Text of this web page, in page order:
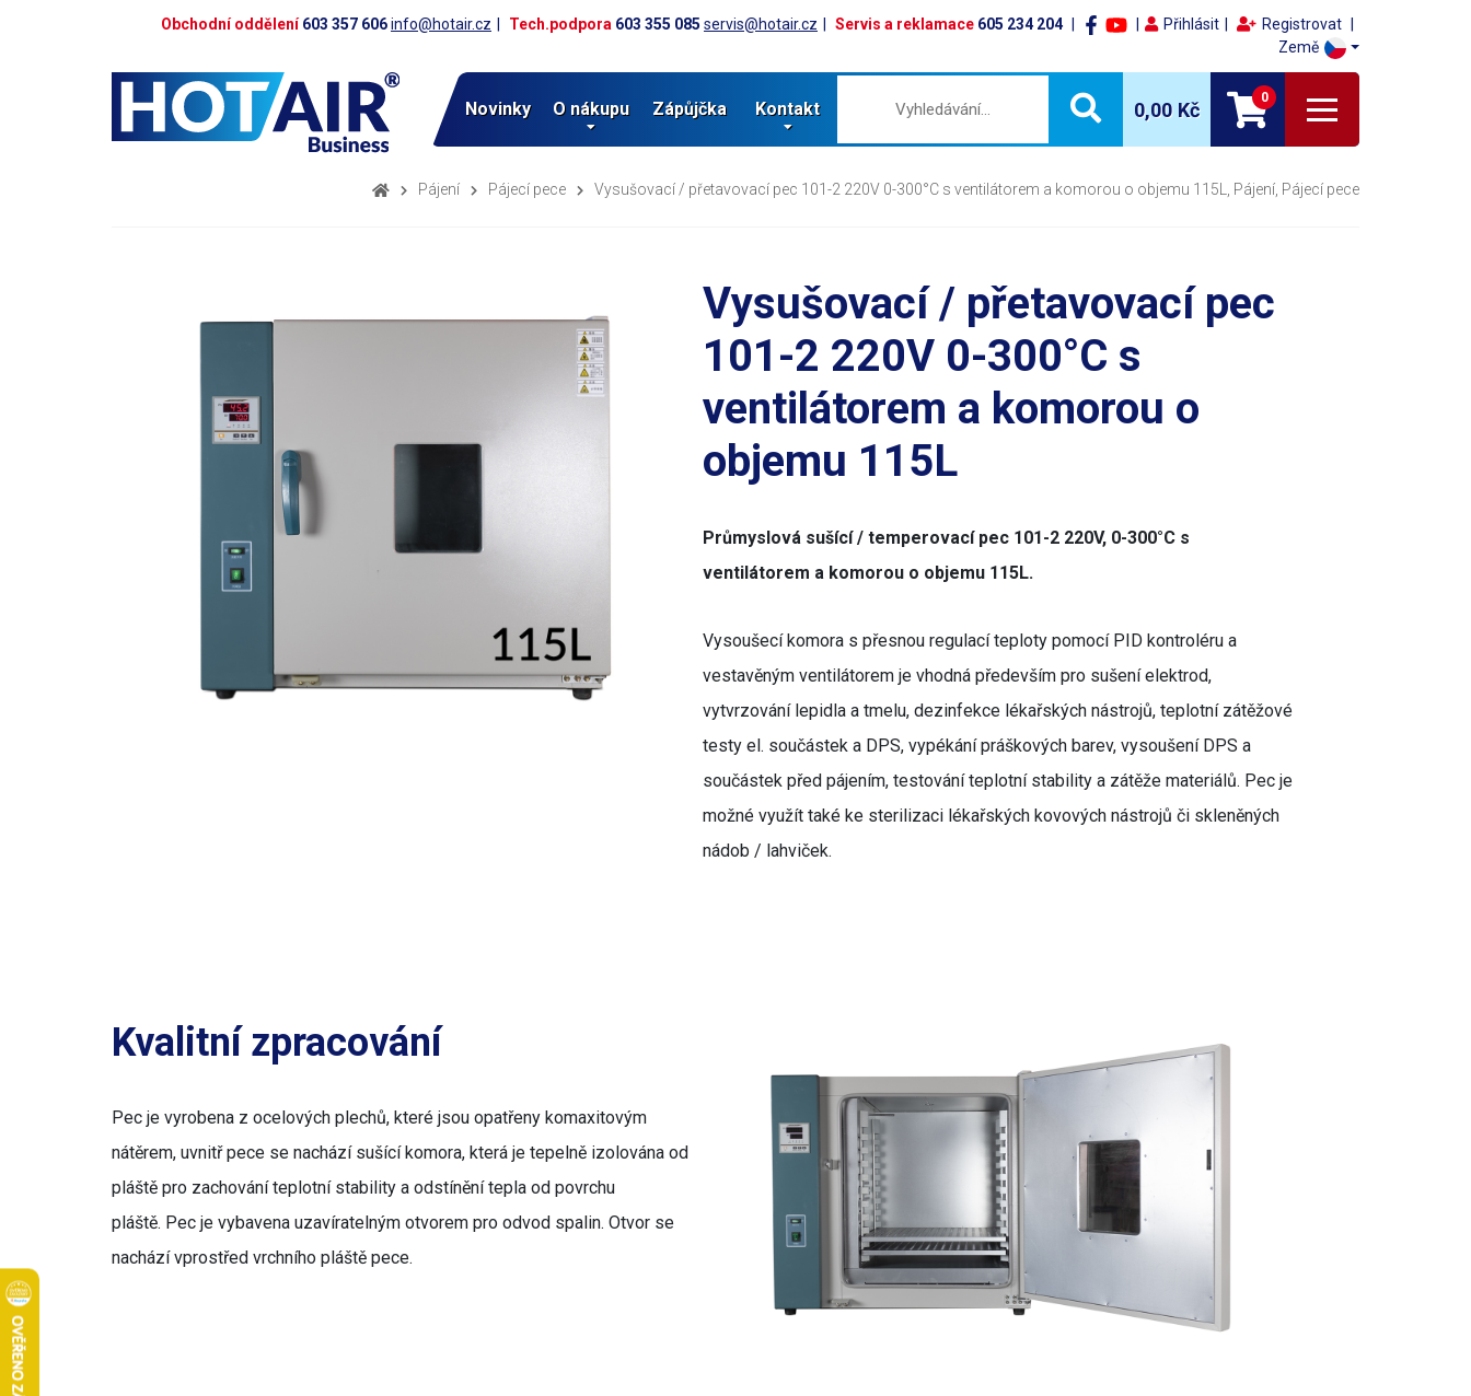
Obchodní oddělení603 357 606info@hotair.cz Tech.podpora 603 355 085 servis@hotair.cz Servis a reklamace 605 234 204 Přihlásit
Registrovat
Země
Novinky O nákupu Zápůjčka Kontakt 0,00 Kč
0
Pájení Pájecí pece Vysušovací / přetavovací pec 101-2 220V 0-300°C s ventilátorem a komorou o objemu 115L, Pájení, Pájecí pece
Vysušovací / přetavovací pec
101-2 220V 0-300°C s
ventilátorem a komorou o
objemu 115L
Průmyslová sušící / temperovací pec 101-2 220V, 0-300°C s
ventilátorem a komorou o objemu 115L.
Vysoušecí komora s přesnou regulací teploty pomocí PID kontroléru a
vestavěným ventilátorem je vhodná především pro sušení elektrod,
vytvrzování lepidla a tmelu, dezinfekce lékařských nástrojů, teplotní zátěžové
testy el. součástek a DPS, vypékání práškových barev, vysoušení DPS a
součástek před pájením, testování teplotní stability a zátěže materiálů. Pec je
možné využít také ke sterilizaci lékařských kovových nástrojů či skleněných
nádob / lahviček.
Kvalitní zpracování
Pec je vyrobena z ocelových plechů, které jsou opatřeny komaxitovým
nátěrem, uvnitř pece se nachází sušící komora, která je tepelně izolována od
pláště pro zachování teplotní stability a odstínění tepla od povrchu
pláště. Pec je vybavena uzavíratelným otvorem pro odvod spalin. Otvor se
nachází vprostřed vrchního pláště pece.